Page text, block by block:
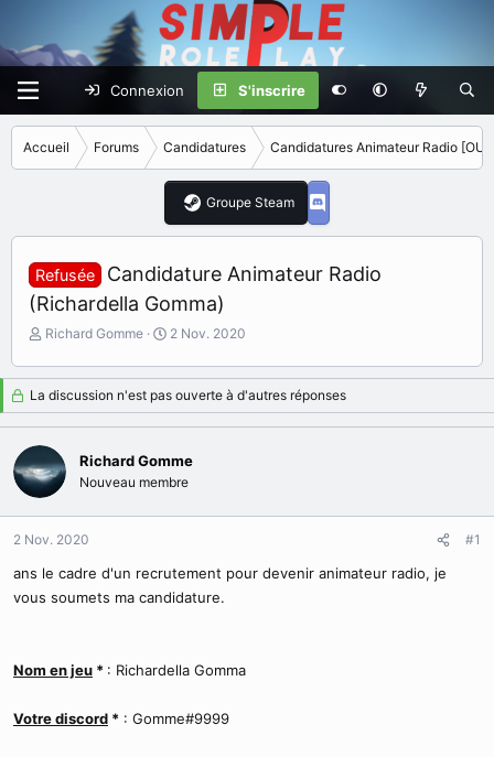
Connexion S'inscrire
Accueil Forums Candidatures Candidatures Animateur Radio
Groupe Steam
Refusée
Candidature Animateur Radio
(Richardella Gomma)
I
i
i
a
t
e
u
l
c
s
Richard Gomme
D
t
e
d
e
é
b
2 Nov. 2020
La discussion n'est pas ouverte à d'autres réponses
Richard Gomme
Nouveau membre
2 Nov. 2020 #1
ans le cadre d'un recrutement pour devenir animateur radio, je
vous soumets ma candidature.
Nom en jeu * : Richardella Gomma
Votre discord * : Gomme#9999